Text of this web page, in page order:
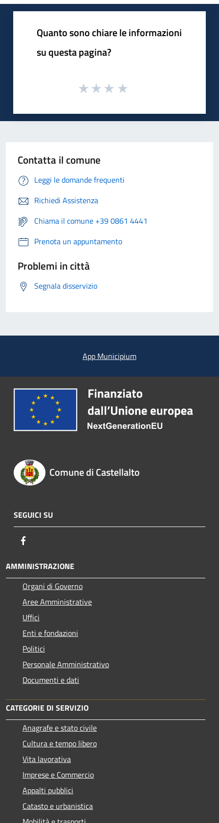
Quanto sono chiare le informazioni
su questa pagina?
Contatta il comune
Leggi le domande frequenti
Richiedi Assistenza
Chiama il comune +39 0861 4441
Prenota un appuntamento
Problemi in città
Segnala disservizio
App Municipium
Comune di Castellalto
SEGUICI SU
AMMINISTRAZIONE
Organi di Governo
Aree Amministrative
Uffici
Enti e fondazioni
Politici
Personale Amministrativo
Documenti e dati
CATEGORIE DI SERVIZIO
Anagrafe e stato civile
Cultura e tempo libero
Vita lavorativa
Imprese e Commercio
Appalti pubblici
Catasto e urbanistica